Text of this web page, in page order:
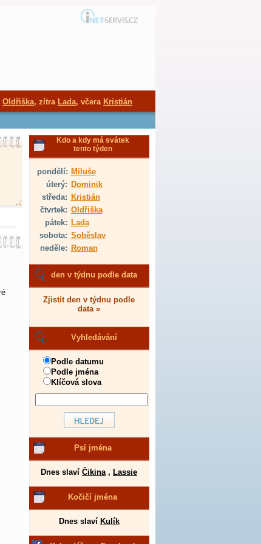
Kdo a kdy má svátek
tento týden
pondělí: Miluše
úterý: Dominik
středa: Kristián
čtvrtek: Oldřiška
pátek: Lada
sobota: Soběslav
neděle: Roman
den v týdnu podle data
Zjistit den v týdnu podle
data »
Vyhledávání
Podle datumu
Podle jména
Klíčová slova
Psí jména
Dnes slaví Čikina, Lassie
Kočičí jména
Dnes slaví Kulík
Oldřiška, zítra Lada, včera Kristián